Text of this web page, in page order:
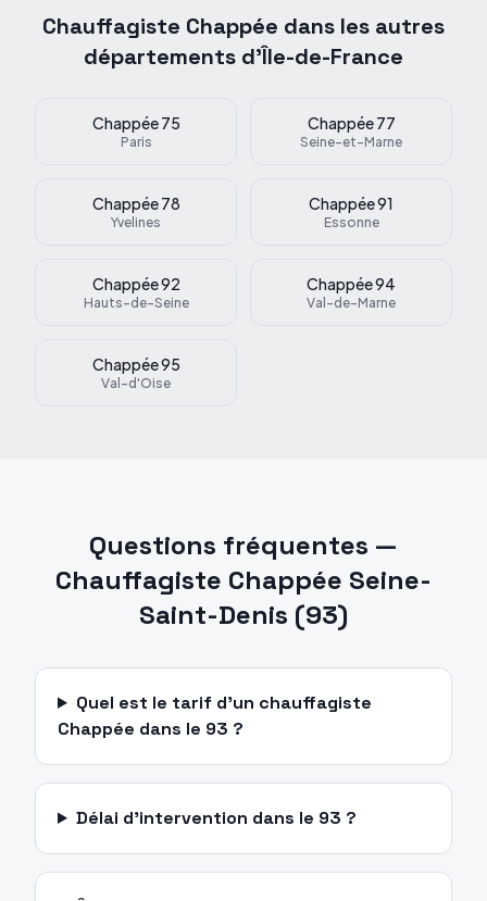
Chauffagiste Chappée dans les autres
départements d'Île-de-France
Chappée75
Paris
Chappée77
Seine-et-Marne
Chappée78
Yvelines
Chappée91
Essonne
Chappée92
Hauts-de-Seine
Chappée94
Val-de-Marne
Chappée95
Val-d'Oise
Questions fréquentes —
Chauffagiste Chappée Seine-
Saint-Denis (93)
Quel est le tarif d'un chauffagiste
Chappée dans le 93 ?
Délai d'intervention dans le 93 ?